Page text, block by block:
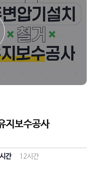
지보수공사
간
12시간